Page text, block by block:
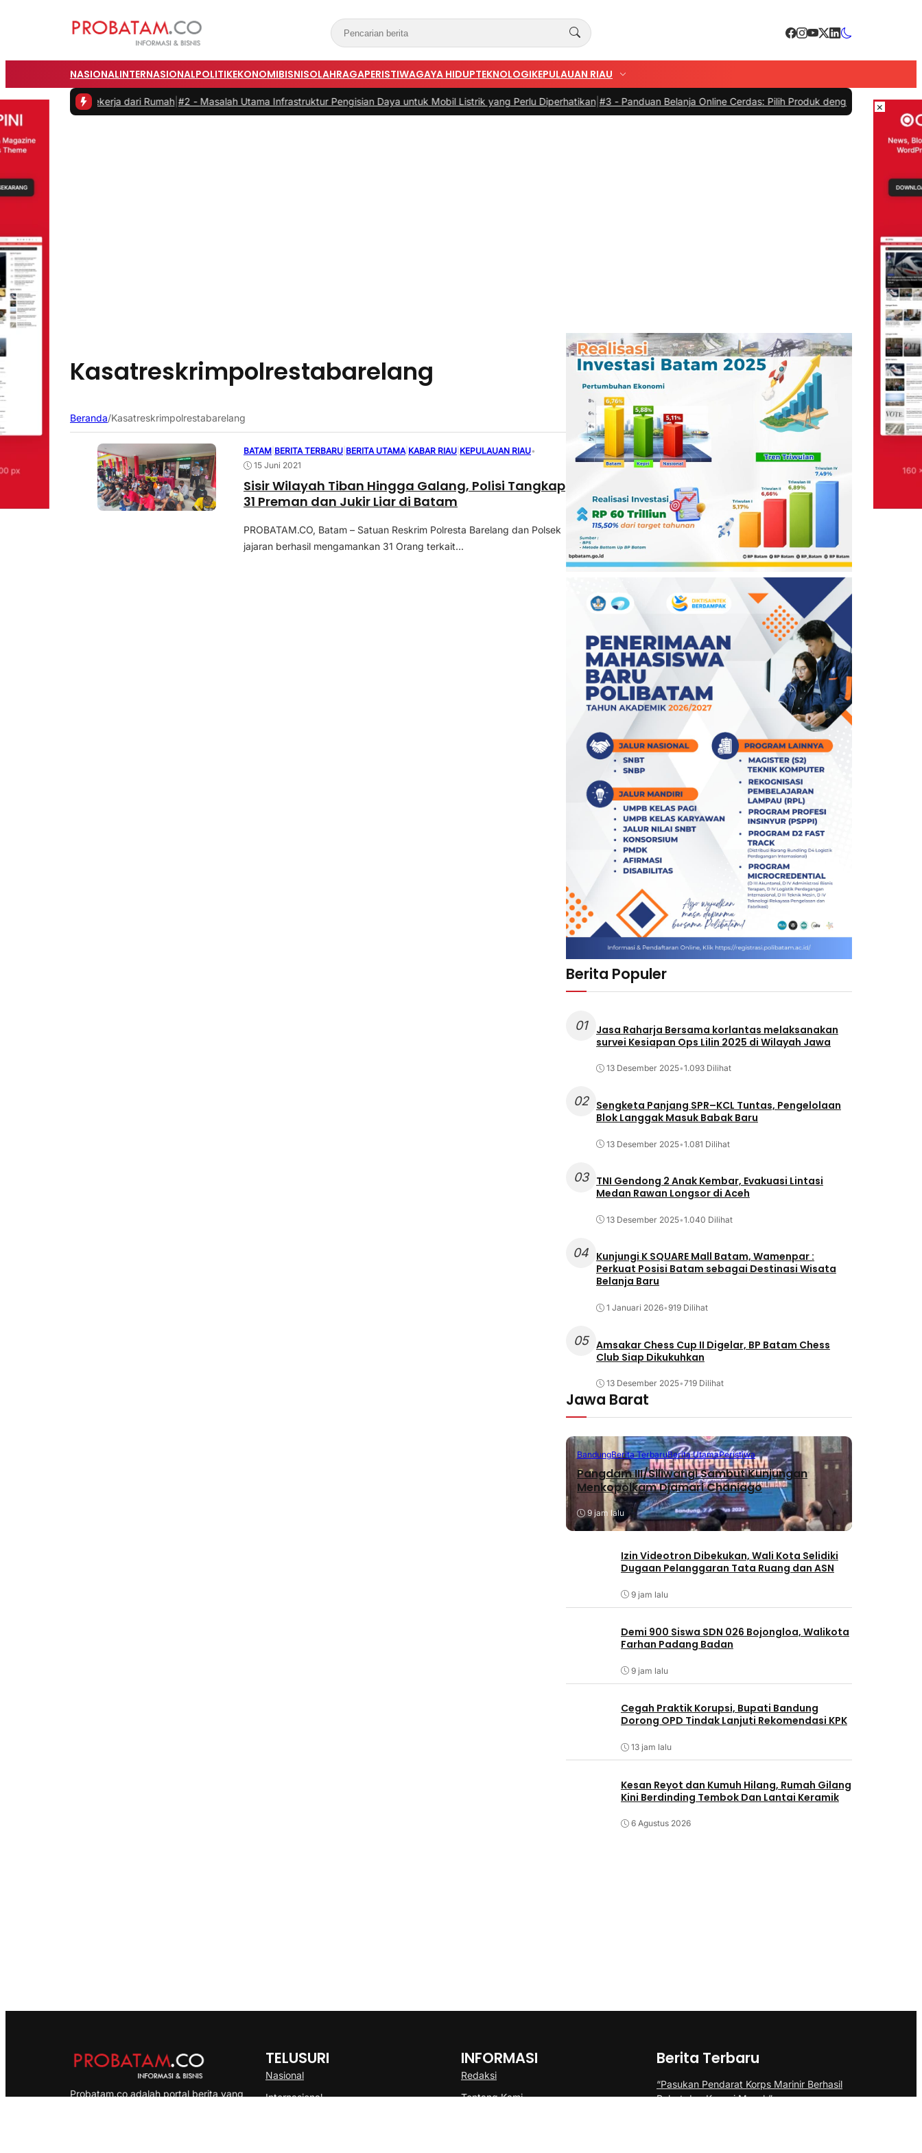
NASIONALINTERNASIONALPOLITIKEKONOMIBISNISOLAHRAGAPERISTIWAGAYA HIDUPTEKNOLOGIKEPULAUAN RIAU
saat Bekerja dari Rumah|#2 -Masalah Utama Infrastruktur Pengisian Daya untuk Mobil Listrik yang Perlu Diperhatikan|#3 -Panduan Belanja Online Cerdas: Pilih Produk dengan Bijak dan Hindari
Kasatreskrimpolrestabarelang
Beranda/Kasatreskrimpolrestabarelang
BATAM BERITA TERBARU BERITA UTAMA KABAR RIAU KEPULAUAN RIAU•
15 Juni 2021
Sisir Wilayah Tiban Hingga Galang, Polisi Tangkap
31 Preman dan Jukir Liar di Batam
PROBATAM.CO, Batam – Satuan Reskrim Polresta Barelang dan Polsek
jajaran berhasil mengamankan 31 Orang terkait...
Berita Populer
01
Jasa Raharja Bersama korlantas melaksanakan
survei Kesiapan Ops Lilin 2025 di Wilayah Jawa
13 Desember 2025•1.093 Dilihat
02
Sengketa Panjang SPR–KCL Tuntas, Pengelolaan
Blok Langgak Masuk Babak Baru
13 Desember 2025•1.081 Dilihat
03
TNI Gendong 2 Anak Kembar, Evakuasi Lintasi
Medan Rawan Longsor di Aceh
13 Desember 2025•1.040 Dilihat
04 Kunjungi K SQUARE Mall Batam, Wamenpar :
Perkuat Posisi Batam sebagai Destinasi Wisata
Belanja Baru
1 Januari 2026•919 Dilihat
05 Amsakar Chess Cup II Digelar, BP Batam Chess
Club Siap Dikukuhkan
13 Desember 2025•719 Dilihat
Jawa Barat
BandungBerita TerbaruBerita UtamaPeristiwa
Pangdam III/Siliwangi Sambut Kunjungan
Menkopolkam Djamari Chaniago
9 jam lalu
Izin Videotron Dibekukan, Wali Kota Selidiki
Dugaan Pelanggaran Tata Ruang dan ASN
9 jam lalu
Demi 900 Siswa SDN 026 Bojongloa, Walikota
Farhan Padang Badan
9 jam lalu
Cegah Praktik Korupsi, Bupati Bandung
Dorong OPD Tindak Lanjuti Rekomendasi KPK
13 jam lalu
Kesan Reyot dan Kumuh Hilang, Rumah Gilang
Kini Berdinding Tembok Dan Lantai Keramik
6 Agustus 2026
Probatam.co adalah portal berita yang
TELUSURI
Nasional
Internasional
INFORMASI
Redaksi
Tentang Kami
Berita Terbaru
“Pasukan Pendarat Korps Marinir Berhasil
Rebut dan Kuasai Musuh”
×